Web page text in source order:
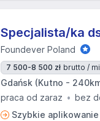
Specjalista/ka
Foundever Poland
7 500-8 500 zł brutto /
Gdańsk (Kutno -
praca od zaraz
bez
Szybkie aplikowanie